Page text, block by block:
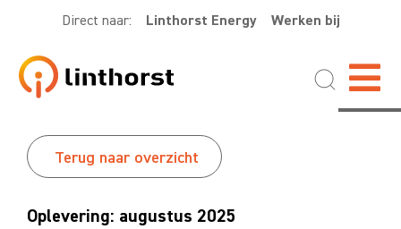
Direct naar: Linthorst Energy Werken bij
Terug naar overzicht
Oplevering: augustus 2025